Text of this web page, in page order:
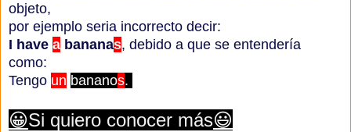
objeto,
por ejemplo seria incorrecto decir:
I have a bananas, debido a que se entendería
como:
Tengo un bananos.
😀Si quiero conocer más😃